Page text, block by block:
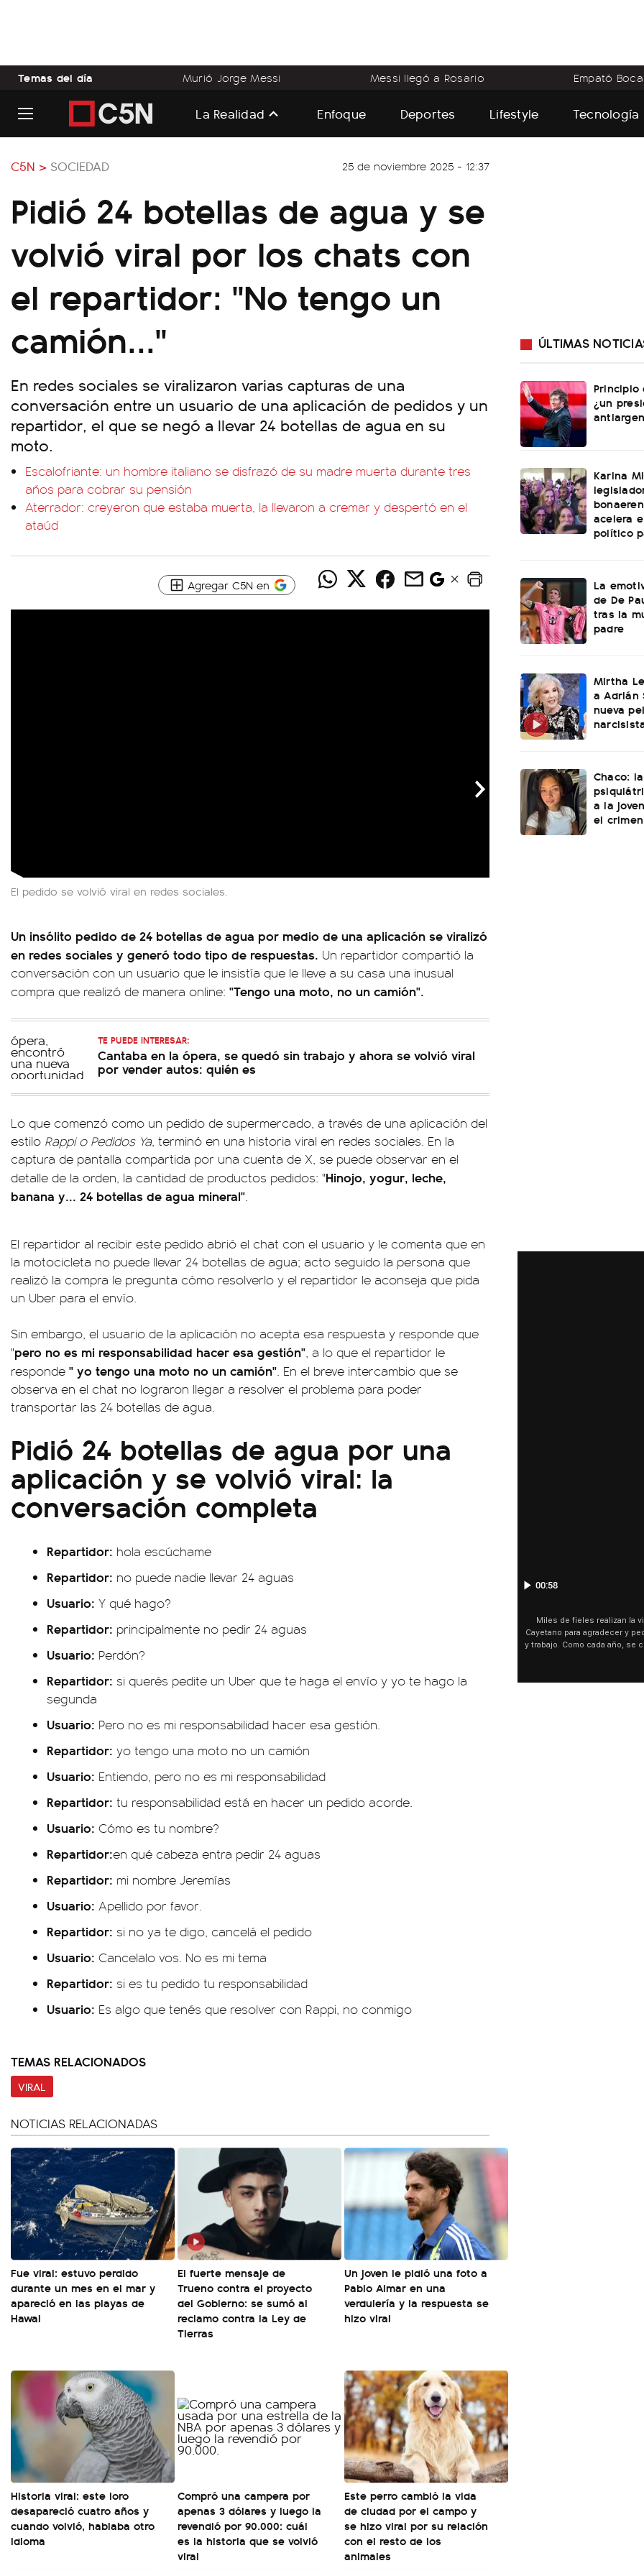
Temas del día Murió Jorge Messi Messi llegó a Rosario Empató Boca
La Realidad Enfoque Deportes Lifestyle Tecnología
C5N > SOCIEDAD 25 de noviembre 2025 - 12:37
Pidió 24 botellas de agua y se
volvió viral por los chats con
el repartidor: "No tengo un
camión..."
En redes sociales se viralizaron varias capturas de una
conversación entre un usuario de una aplicación de pedidos y un
repartidor, el que se negó a llevar 24 botellas de agua en su
moto.
Escalofriante: un hombre italiano se disfrazó de su madre muerta durante tres
años para cobrar su pensión
Aterrador: creyeron que estaba muerta, la llevaron a cremar y despertó en el
ataúd
Agregar C5N en
El pedido se volvió viral en redes sociales.
Un insólito pedido de 24 botellas de agua por medio de una aplicación se viralizó
en redes sociales y generó todo tipo de respuestas. Un repartidor compartió la
conversación con un usuario que le insistía que le lleve a su casa una inusual
compra que realizó de manera online: "Tengo una moto, no un camión".
TE PUEDE INTERESAR:
Cantaba en la ópera, se quedó sin trabajo y ahora se volvió viral
por vender autos: quién es
Lo que comenzó como un pedido de supermercado, a través de una aplicación del
estilo Rappi o Pedidos Ya, terminó en una historia viral en redes sociales. En la
captura de pantalla compartida por una cuenta de X, se puede observar en el
detalle de la orden, la cantidad de productos pedidos: "Hinojo, yogur, leche,
banana y... 24 botellas de agua mineral".
El repartidor al recibir este pedido abrió el chat con el usuario y le comenta que en
la motocicleta no puede llevar 24 botellas de agua; acto seguido la persona que
realizó la compra le pregunta cómo resolverlo y el repartidor le aconseja que pida
un Uber para el envío.
Sin embargo, el usuario de la aplicación no acepta esa respuesta y responde que
"pero no es mi responsabilidad hacer esa gestión", a lo que el repartidor le
responde " yo tengo una moto no un camión". En el breve intercambio que se
observa en el chat no lograron llegar a resolver el problema para poder
transportar las 24 botellas de agua.
Pidió 24 botellas de agua por una
aplicación y se volvió viral: la
conversación completa
Repartidor: hola escúchame
Repartidor: no puede nadie llevar 24 aguas
Usuario: Y qué hago?
Repartidor: principalmente no pedir 24 aguas
Usuario: Perdón?
Repartidor: si querés pedite un Uber que te haga el envío y yo te hago la
segunda
Usuario: Pero no es mi responsabilidad hacer esa gestión.
Repartidor: yo tengo una moto no un camión
Usuario: Entiendo, pero no es mi responsabilidad
Repartidor: tu responsabilidad está en hacer un pedido acorde.
Usuario: Cómo es tu nombre?
Repartidor:en qué cabeza entra pedir 24 aguas
Repartidor: mi nombre Jeremías
Usuario: Apellido por favor.
Repartidor: si no ya te digo, cancelá el pedido
Usuario: Cancelalo vos. No es mi tema
Repartidor: si es tu pedido tu responsabilidad
Usuario: Es algo que tenés que resolver con Rappi, no conmigo
TEMAS RELACIONADOS
VIRAL
NOTICIAS RELACIONADAS
Fue viral: estuvo perdido
durante un mes en el mar y
apareció en las playas de
Hawai
El fuerte mensaje de
Trueno contra el proyecto
del Gobierno: se sumó al
reclamo contra la Ley de
Tierras
Un joven le pidió una foto a
Pablo Aimar en una
verdulería y la respuesta se
hizo viral
Historia viral: este loro
desapareció cuatro años y
cuando volvió, hablaba otro
idioma
Compró una campera por
apenas 3 dólares y luego la
revendió por 90.000: cuál
es la historia que se volvió
viral
Este perro cambió la vida
de ciudad por el campo y
se hizo viral por su relación
con el resto de los
animales
ÚLTIMAS
Principio
¿un
Karina
acelera
político
La
de De
tras la
padre
Mirtha
a Adrián
nueva
Chaco:
a la
el
01:05
🗣️ "El Gobierno sufrió una
Axel Kicillof, gobernador de
Buenos Aires, caracterizó el
como "una lista sábana con
y destacó "la movilización